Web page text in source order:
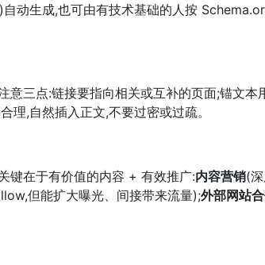
动生成,也可由有技术基础的人按
意三点:链接要指向相关或互补的页面;锚文本
理,自然插入正文,不要过密或过疏。
键在于有价值的内容 + 有效推广:内容营销(
但能扩大曝光、间接带来流量);外部网站